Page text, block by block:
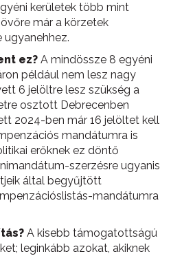
kerületek több mint
már a körzetek
ez? A mindössze 8 egyéni
például nem lesz nagy
6 jelöltre lesz szükség a
osztott Debrecenben
2024-ben már 16 jelöltet kell
mandátumra is
erőknek ez döntő
szerzésre ugyanis
által begyűjtött
mandátumra
A kisebb támogatottságú
leginkább azokat, akiknek